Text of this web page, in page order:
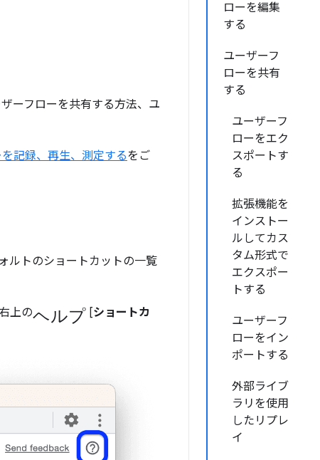
ローを編集
する
ユーザーフ
ローを共有
する
ユーザーフ
ローをエク
スポートす
る
拡張機能を
インストー
ルしてカス
タム形式で
エクスポー
トする
ユーザーフ
ローをイン
ポートする
外部ライブ
ラリを使用
したリプレ
イ
ーフローを共有する方法、ユ
記録、再生、測定するをご
ルトのショートカットの一覧
上のヘルプ [ショートカ